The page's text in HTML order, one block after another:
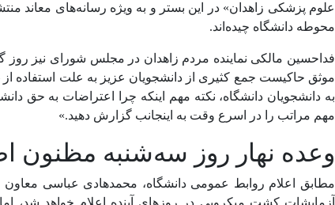
علوم پزشکی زاهدان» در این بستر و به ویژه رسانه‌های
محوطه دانشگاه چیده‌اند.
فداحسین مالکی نماینده مردم زاهدان در مجلس شورای نیز
موثق حاکیست جمع کثیری از دانشجویان عزیز به علت استفاده از
به دانشجویان دانشگاه، نکته مهم اینکه چرا اعتراضات به حق
مهم مراتب را در اسرع وقت به اینجانب گزارش دهید.»
وعده نهار روز سه‌شنبه مظنون
مطابق اعلام روابط عمومی دانشگاه، محمدهادی عباسی
آزمایشات کشت میکروبی در روز‌های آینده اعلام خواهد